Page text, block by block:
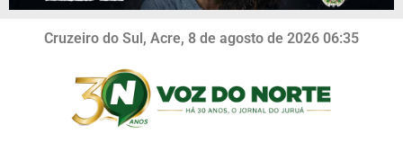
Cruzeiro do Sul, Acre, 8 de agosto de 2026 06:35